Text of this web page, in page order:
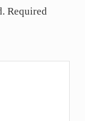
Required